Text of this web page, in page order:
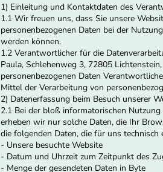
1) Einleitung und Kontaktdaten des
1.1 Wir freuen uns, dass Sie unsere
personenbezogenen Daten bei der
werden können.
1.2 Verantwortlicher für die
Paula, Schlehenweg 3, 72805
personenbezogenen Daten
Mittel der Verarbeitung von
2) Datenerfassung beim Besuch unserer
2.1 Bei der bloß informatorischen
erheben wir nur solche Daten, die Ihr
die folgenden Daten, die für uns
- Unsere besuchte Website
- Datum und Uhrzeit zum Zeitpunkt des
- Menge der gesendeten Daten in Byte